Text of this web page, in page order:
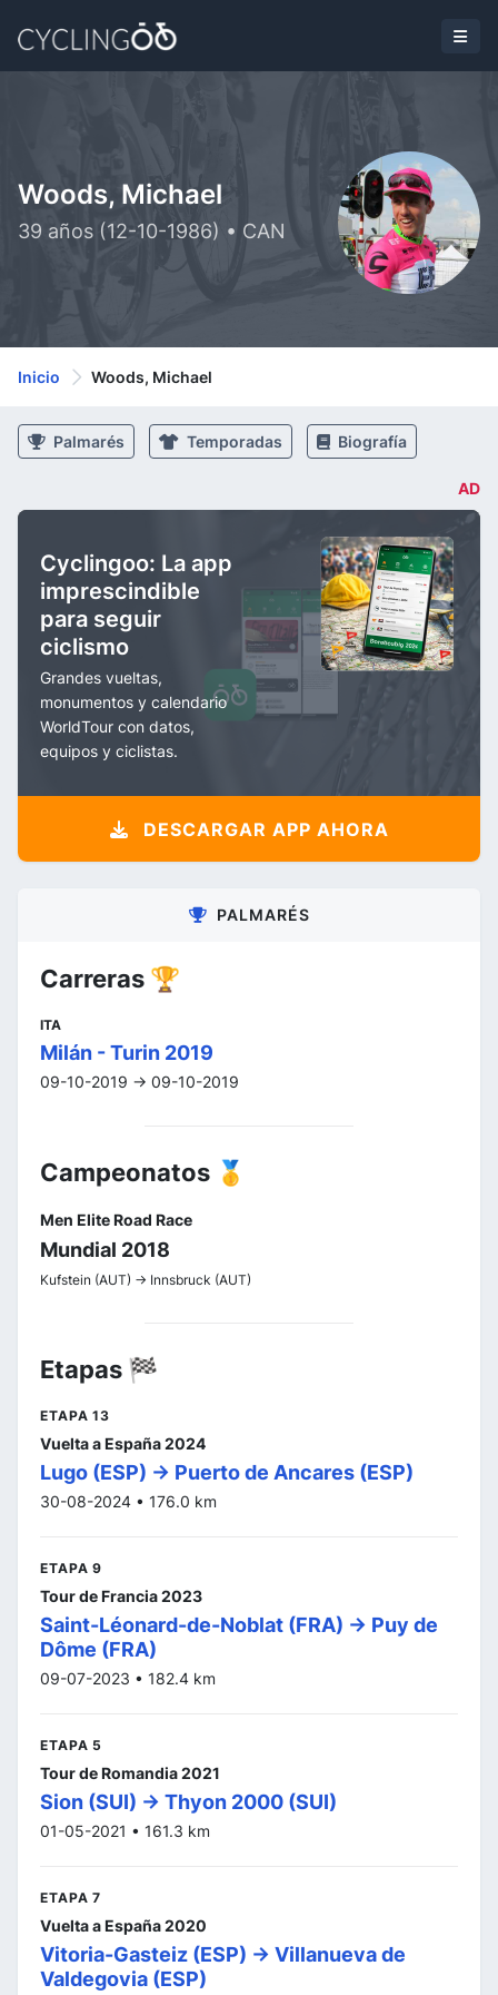
Woods, Michael
39 años (12-10-1986) • CAN
Inicio Woods, Michael
Palmarés Temporadas Biografía
AD
Cyclingoo: La app
imprescindible
para seguir
ciclismo
Grandes vueltas,
monumentos y calendario
WorldTour con datos,
equipos y ciclistas.
DESCARGAR APP AHORA
PALMARÉS
Carreras 🏆
ITA
Milán - Turin 2019
09-10-2019 -> 09-10-2019
Campeonatos 🥇
Men Elite Road Race
Mundial 2018
Kufstein (AUT) -> Innsbruck (AUT)
Etapas 🏁
ETAPA 13
Vuelta a España 2024
Lugo (ESP) -> Puerto de Ancares (ESP)
30-08-2024 • 176.0 km
ETAPA 9
Tour de Francia 2023
Saint-Léonard-de-Noblat (FRA) -> Puy de
Dôme (FRA)
09-07-2023 • 182.4 km
ETAPA 5
Tour de Romandia 2021
Sion (SUI) -> Thyon 2000 (SUI)
01-05-2021 • 161.3 km
ETAPA 7
Vuelta a España 2020
Vitoria-Gasteiz (ESP) -> Villanueva de
Valdegovia (ESP)